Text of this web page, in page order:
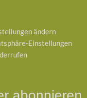
ändern
Einstellungen